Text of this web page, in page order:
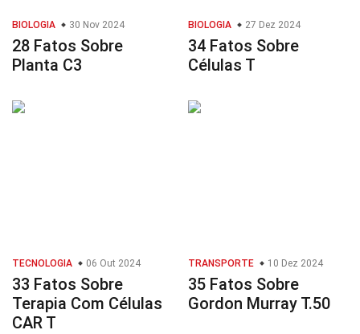
BIOLOGIA 30 Nov 2024
28 Fatos Sobre
Planta C3
BIOLOGIA 27 Dez 2024
34 Fatos Sobre
Células T
TECNOLOGIA 06 Out 2024
33 Fatos Sobre
Terapia Com Células
CAR T
TRANSPORTE 10 Dez 2024
35 Fatos Sobre
Gordon Murray T.50